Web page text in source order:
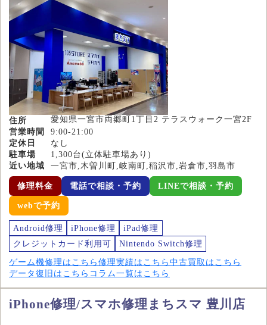
住所
愛知県一宮市両郷町1丁目2 テラスウォーク一宮2F
営業時間
9:00-21:00
定休日
なし
駐車場
1,300台(立体駐車場あり)
近い地域
一宮市,木曽川町,岐南町,稲沢市,岩倉市,羽島市
修理料金 電話で相談・予約 LINEで相談・予約
webで予約
Android修理 iPhone修理
iPad修理
クレジットカード利用可
Nintendo Switch修理
ゲーム機修理はこちら 修理実績はこちら 中古買取はこちら
データ復旧はこちら コラム一覧はこちら
iPhone修理/スマホ修理まちスマ 豊川店